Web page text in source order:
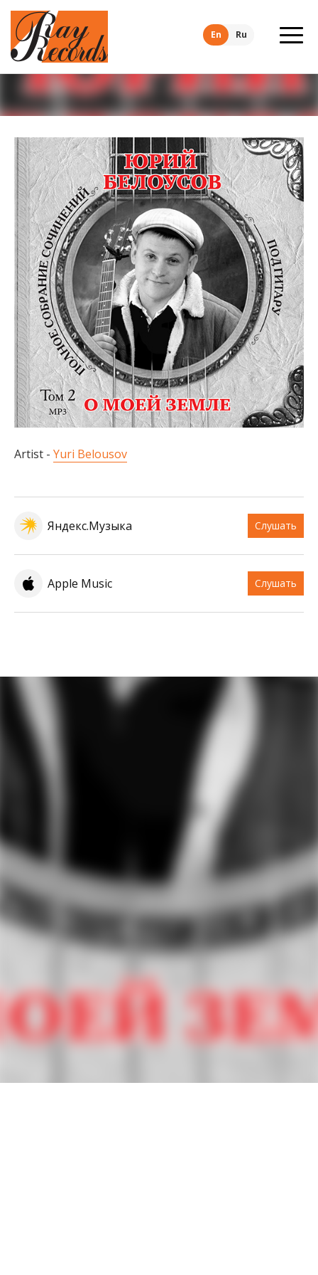
En Ru
Artist - Yuri Belousov
Яндекс.Музыка Слушать
Apple Music Слушать